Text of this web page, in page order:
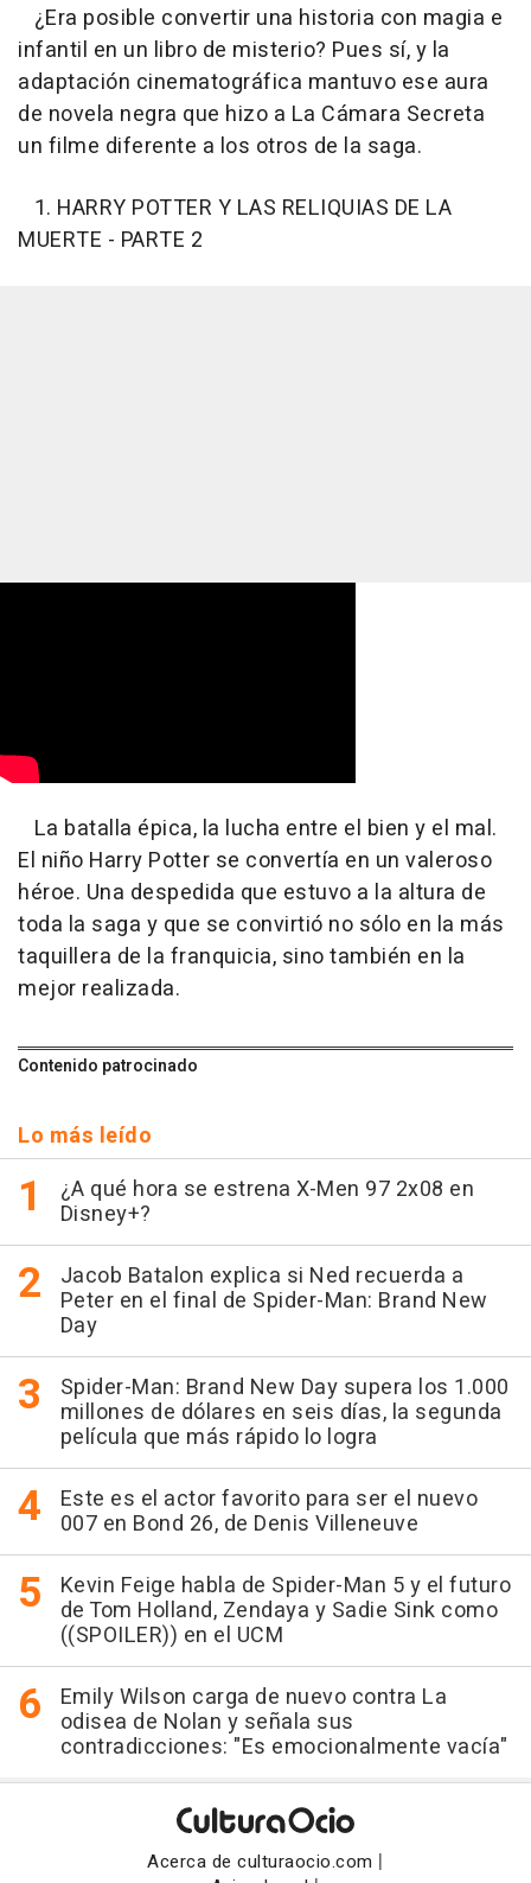
¿Era posible convertir una historia con magia e
infantil en un libro de misterio? Pues sí, y la
adaptación cinematográfica mantuvo ese aura
de novela negra que hizo a La Cámara Secreta
un filme diferente a los otros de la saga.
1. HARRY POTTER Y LAS RELIQUIAS DE LA
MUERTE - PARTE 2
La batalla épica, la lucha entre el bien y el mal.
El niño Harry Potter se convertía en un valeroso
héroe. Una despedida que estuvo a la altura de
toda la saga y que se convirtió no sólo en la más
taquillera de la franquicia, sino también en la
mejor realizada.
Contenido patrocinado
Lo más leído
¿A qué hora se estrena X-Men 97 2x08 en
Disney+?
Jacob Batalon explica si Ned recuerda a
Peter en el final de Spider-Man: Brand New
Day
Spider-Man: Brand New Day supera los 1.000
millones de dólares en seis días, la segunda
película que más rápido lo logra
Este es el actor favorito para ser el nuevo
007 en Bond 26, de Denis Villeneuve
Kevin Feige habla de Spider-Man 5 y el futuro
de Tom Holland, Zendaya y Sadie Sink como
((SPOILER)) en el UCM
Emily Wilson carga de nuevo contra La
odisea de Nolan y señala sus
contradicciones: "Es emocionalmente vacía"
Acerca de culturaocio.com |